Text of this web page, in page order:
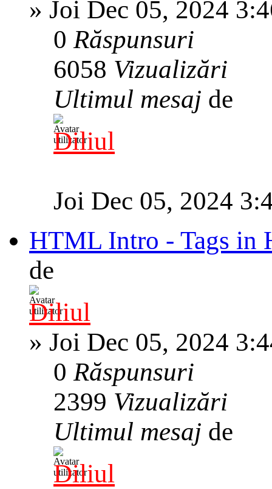
» Joi Dec 05, 2024
0Răspunsuri
6058 Vizualizări
Ultimul mesaj de
Diliul
Joi Dec 05, 2024
HTML Intro - Tags in
de
Diliul
» Joi Dec 05, 2024
0Răspunsuri
2399 Vizualizări
Ultimul mesaj de
Diliul